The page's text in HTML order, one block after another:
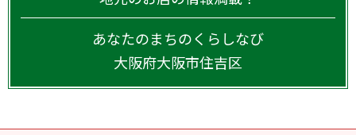
あなたのまちのくらしなび
大阪府大阪市住吉区